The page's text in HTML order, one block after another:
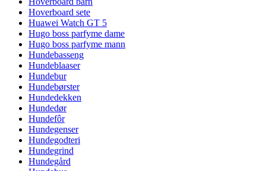
Hoverboard sete
Huawei Watch GT 5
Hugo boss parfyme dame
Hugo boss parfyme mann
Hundebasseng
Hundeblaaser
Hundebur
Hundebørster
Hundedekken
Hundedør
Hundefôr
Hundegenser
Hundegodteri
Hundegrind
Hundegård